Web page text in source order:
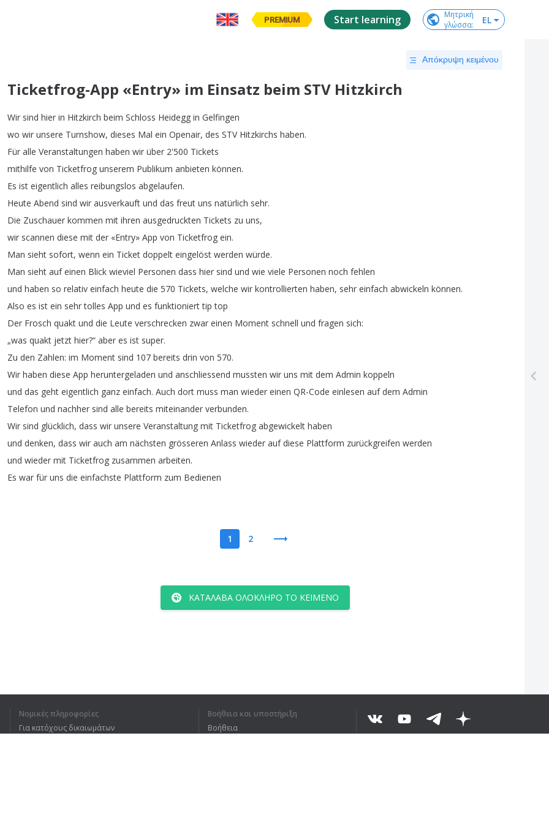
PREMIUM Start learning
Μητρική
γλώσσα: EL
Απόκρυψη κειμένου
Ticketfrog-App «Entry» im Einsatz beim STV Hitzkirch
Wir sind hier in Hitzkirch beim Schloss Heidegg in Gelfingen
wo wir unsere Turnshow, dieses Mal ein Openair, des STV Hitzkirchs haben.
Für alle Veranstaltungen haben wir über 2'500 Tickets
mithilfe von Ticketfrog unserem Publikum anbieten können.
Es ist eigentlich alles reibungslos abgelaufen.
Heute Abend sind wir ausverkauft und das freut uns natürlich sehr.
Die Zuschauer kommen mit ihren ausgedruckten Tickets zu uns,
wir scannen diese mit der «Entry» App von Ticketfrog ein.
Man sieht sofort, wenn ein Ticket doppelt eingelöst werden würde.
Man sieht auf einen Blick wieviel Personen dass hier sind und wie viele Personen noch fehlen
und haben so relativ einfach heute die 570 Tickets, welche wir kontrollierten haben, sehr einfach abwickeln können.
Also es ist ein sehr tolles App und es funktioniert tip top
Der Frosch quakt und die Leute verschrecken zwar einen Moment schnell und fragen sich:
„was quakt jetzt hier?“ aber es ist super.
Zu den Zahlen: im Moment sind 107 bereits drin von 570.
Wir haben diese App heruntergeladen und anschliessend mussten wir uns mit dem Admin koppeln
und das geht eigentlich ganz einfach. Auch dort muss man wieder einen QR-Code einlesen auf dem Admin
Telefon und nachher sind alle bereits miteinander verbunden.
Wir sind glücklich, dass wir unsere Veranstaltung mit Ticketfrog abgewickelt haben
und denken, dass wir auch am nächsten grösseren Anlass wieder auf diese Plattform zurückgreifen werden
und wieder mit Ticketfrog zusammen arbeiten.
Es war für uns die einfachste Plattform zum Bedienen
1 2
ΚΑΤΆΛΑΒΑ ΟΛΌΚΛΗΡΟ ΤΟ ΚΕΊΜΕΝΟ
Νομικές πληροφορίες
Για κατόχους δικαιωμάτων
Βοήθεια και υποστήριξη
Βοήθεια